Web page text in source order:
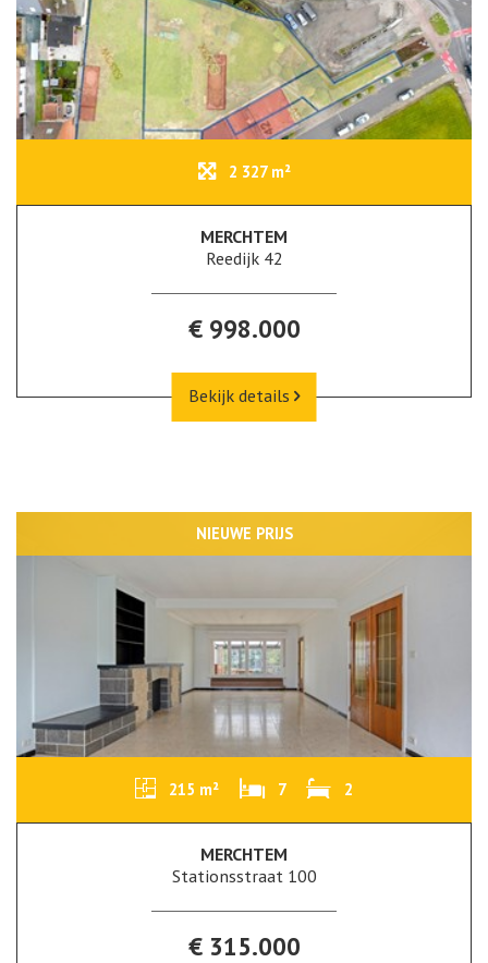
2 327 m²
MERCHTEM
Reedijk 42
€ 998.000
Bekijk details
NIEUWE PRIJS
215 m² 7 2
MERCHTEM
Stationsstraat 100
€ 315.000